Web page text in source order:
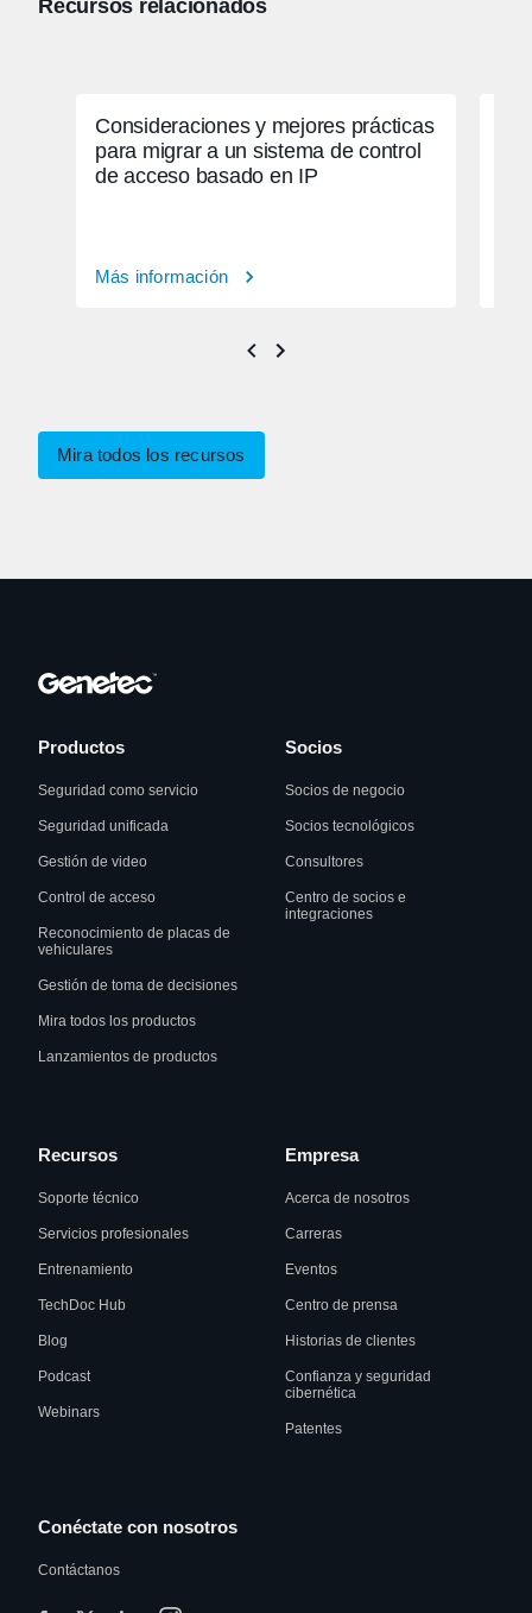
Recursos relacionados
Consideraciones y mejores prácticas
para migrar a un sistema de control
de acceso basado en IP
Más información
Mira todos los recursos
Productos
Seguridad como servicio
Seguridad unificada
Gestión de video
Control de acceso
Reconocimiento de placas de
vehiculares
Gestión de toma de decisiones
Mira todos los productos
Lanzamientos de productos
Socios
Socios de negocio
Socios tecnológicos
Consultores
Centro de socios e
integraciones
Recursos
Soporte técnico
Servicios profesionales
Entrenamiento
TechDoc Hub
Blog
Podcast
Webinars
Empresa
Acerca de nosotros
Carreras
Eventos
Centro de prensa
Historias de clientes
Confianza y seguridad
cibernética
Patentes
Conéctate con nosotros
Contáctanos